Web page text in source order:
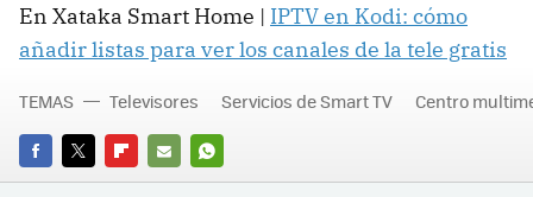
En Xataka Smart Home | IPTV en Kodi: cómo
añadir listas para ver los canales de la tele gratis
FACEBOOK
TWITTERFLIPBOARD
E-
WHATSAPP
TEMAS Televisores Servicios de Smart TV Centro